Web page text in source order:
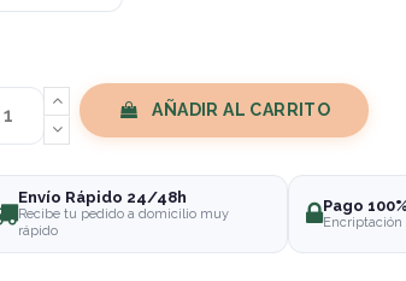
AÑADIR AL CARRITO
Envío Rápido 24/48h
Recibe tu pedido a domicilio muy
rápido
Pago
Encriptación